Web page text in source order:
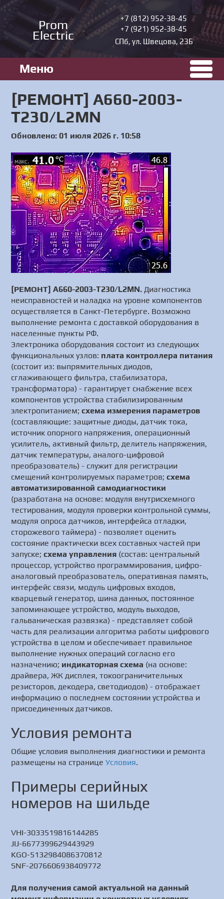
Prom
Electric
+7 (812) 952-38-45
+7 (921) 952-38-45
СПб, ул. Швецова, 23Б
Меню
[РЕМОНТ] A660-2003-
T230/L2MN
Обновлено: 01 июля 2026 г. 10:58
[РЕМОНТ] A660-2003-T230/L2MN. Диагностика
неисправностей и наладка на уровне компонентов
осуществляется в Санкт-Петербурге. Возможно
выполнение ремонта с доставкой оборудования в
населенные пункты РФ.
Электроника оборудования состоит из следующих
функциональных узлов: плата контроллера питания
(состоит из: выпрямительных диодов,
сглаживающего фильтра, стабилизатора,
трансформатора) - гарантирует снабжение всех
компонентов устройства стабилизированным
электропитанием;схема измерения параметров
(составляющие: защитные диоды, датчик тока,
источник опорного напряжения, операционный
усилитель, активный фильтр, делитель напряжения,
датчик температуры, аналого-цифровой
преобразователь) - служит для регистрации
смещений контролируемых параметров;схема
автоматизированной самодиагностики
(разработана на основе: модуля внутрисхемного
тестирования, модуля проверки контрольной суммы,
модуля опроса датчиков, интерфейса отладки,
сторожевого таймера) - позволяет оценить
состояние практически всех составных частей при
запуске;схема управления (состав: центральный
процессор, устройство программирования, цифро-
аналоговый преобразователь, оперативная память,
интерфейс связи, модуль цифровых входов,
кварцевый генератор, шина данных, постоянное
запоминающее устройство, модуль выходов,
гальваническая развязка) - представляет собой
часть для реализации алгоритма работы цифрового
устройства в целом и обеспечивает правильное
выполнение нужных операций согласно его
назначению; индикаторная схема (на основе:
драйвера, ЖК дисплея, токоограничительных
резисторов, декодера, светодиодов) - отображает
информацию о последнем состоянии устройства и
присоединенных датчиков.
Условия ремонта
Общие условия выполнения диагностики и ремонта
размещены на страницеУсловия.
Примеры серийных
номеров на шильде
VHI-3033519816144285
JIJ-6677399629443929
KGO-5132984086370812
SNF-2076606938409772
Для получения самой актуальной на данный